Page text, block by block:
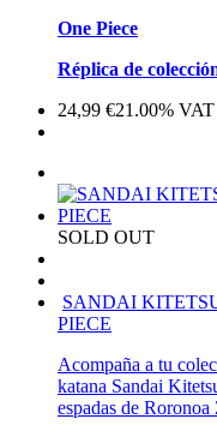
One Piece
Réplica de
24,99 €21.00% VAT
SOLD OUT
SANDAI
PIECE
Acompaña a tu
katana Sandai
espadas de